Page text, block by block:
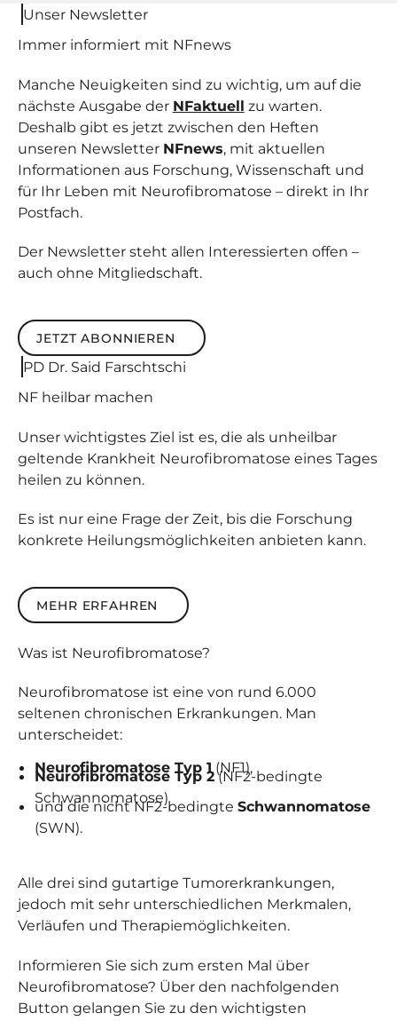
Unser Newsletter
Immer informiert mit NFnews
Manche Neuigkeiten sind zu wichtig, um auf die
nächste Ausgabe der NFaktuell zu warten.
Deshalb gibt es jetzt zwischen den Heften
unseren Newsletter NFnews, mit aktuellen
Informationen aus Forschung, Wissenschaft und
für Ihr Leben mit Neurofibromatose – direkt in Ihr
Postfach.
Der Newsletter steht allen Interessierten offen –
auch ohne Mitgliedschaft.
Jetzt abonnieren
JETZT ABONNIEREN
PD Dr. Said Farschtschi
NF heilbarmachen
Unser wichtigstes Ziel ist es, die als unheilbar
geltende Krankheit Neurofibromatose eines Tages
heilen zu können.
Es ist nur eine Frage der Zeit, bis die Forschung
konkrete Heilungsmöglichkeiten anbieten kann.
Mehr erfahren
MEHR ERFAHREN
Was ist Neuro­fibro­matose?
Neurofibromatose ist eine von rund 6.000
seltenen chronischen Erkrankungen. Man
unterscheidet:
Neurofibromatose Typ 1 (NF1),
Neurofibromatose Typ 2(NF2-bedingte
Schwannomatose)
und die nicht NF2-bedingteSchwannomatose
(SWN).
Alle drei sind gutartige Tumorerkrankungen,
jedoch mit sehr unterschiedlichen Merkmalen,
Verläufen und Therapiemöglichkeiten.
Informieren Sie sich zum ersten Mal über
Neurofibromatose? Über den nachfolgenden
Button gelangen Sie zu den wichtigsten